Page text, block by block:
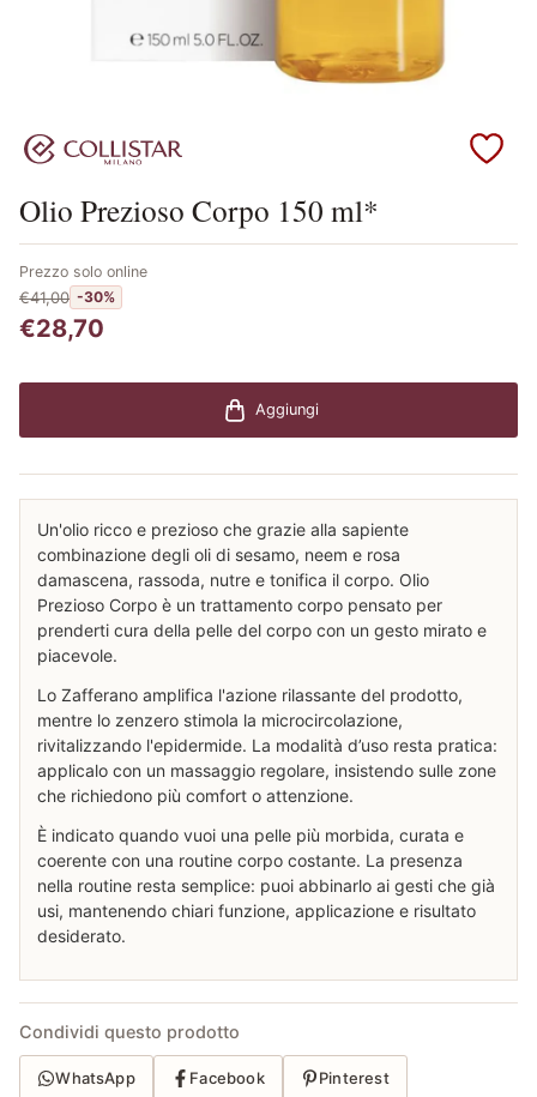
Scopri i prodotti Collistar
Olio Prezioso Corpo 150 ml*
Prezzo solo online
€41,00 -30%
€28,70
Aggiungi
Un'olio ricco e prezioso che grazie alla sapiente
combinazione degli oli di sesamo, neem e rosa
damascena, rassoda, nutre e tonifica il corpo. Olio
Prezioso Corpo è un trattamento corpo pensato per
prenderti cura della pelle del corpo con un gesto mirato e
piacevole.
Lo Zafferano amplifica l'azione rilassante del prodotto,
mentre lo zenzero stimola la microcircolazione,
rivitalizzando l'epidermide. La modalità d’uso resta pratica:
applicalo con un massaggio regolare, insistendo sulle zone
che richiedono più comfort o attenzione.
È indicato quando vuoi una pelle più morbida, curata e
coerente con una routine corpo costante. La presenza
nella routine resta semplice: puoi abbinarlo ai gesti che già
usi, mantenendo chiari funzione, applicazione e risultato
desiderato.
Condividi questo prodotto
WhatsApp Facebook Pinterest